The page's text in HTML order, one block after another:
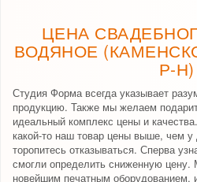
ЦЕНА
ВОДЯНОЕ
Р-Н)
Студия Форма всегда указывает
продукцию. Также мы желаем
идеальный комплекс цены и
какой-то наш товар цены выше, чем
торопитесь отказываться. Сперва
смогли определить сниженную
новейшим печатным